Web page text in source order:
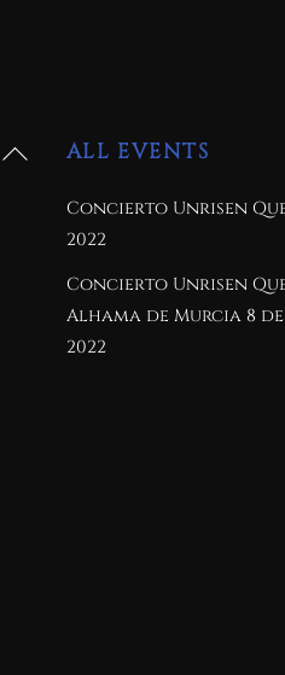
Back
ALL EVENTS
Concierto Unrisen
2022
Concierto Unrisen
Alhama de Murcia 8
2022